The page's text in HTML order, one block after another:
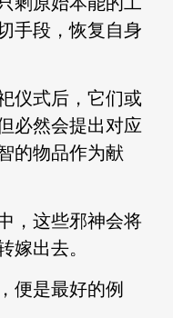
手段，恢复自身
式后，它们或
必然会提出对应
的物品作为献
这些邪神会将
嫁出去。
是最好的例